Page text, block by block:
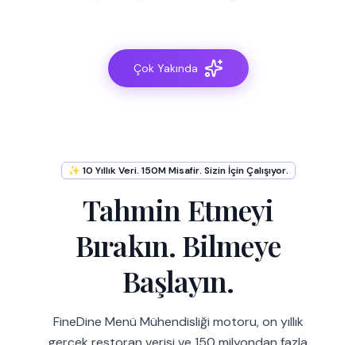
Çok Yakında
✨ 10 Yıllık Veri. 150M Misafir. Sizin İçin Çalışıyor.
Tahmin Etmeyi
Bırakın. Bilmeye
Başlayın.
FineDine Menü Mühendisliği motoru, on yıllık